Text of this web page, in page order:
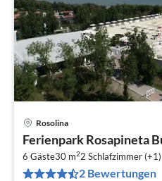
Rosolina
Ferienpark Rosapineta
6 Gäste30 m22 Schlafzimmer (+1)
2 Bewertungen